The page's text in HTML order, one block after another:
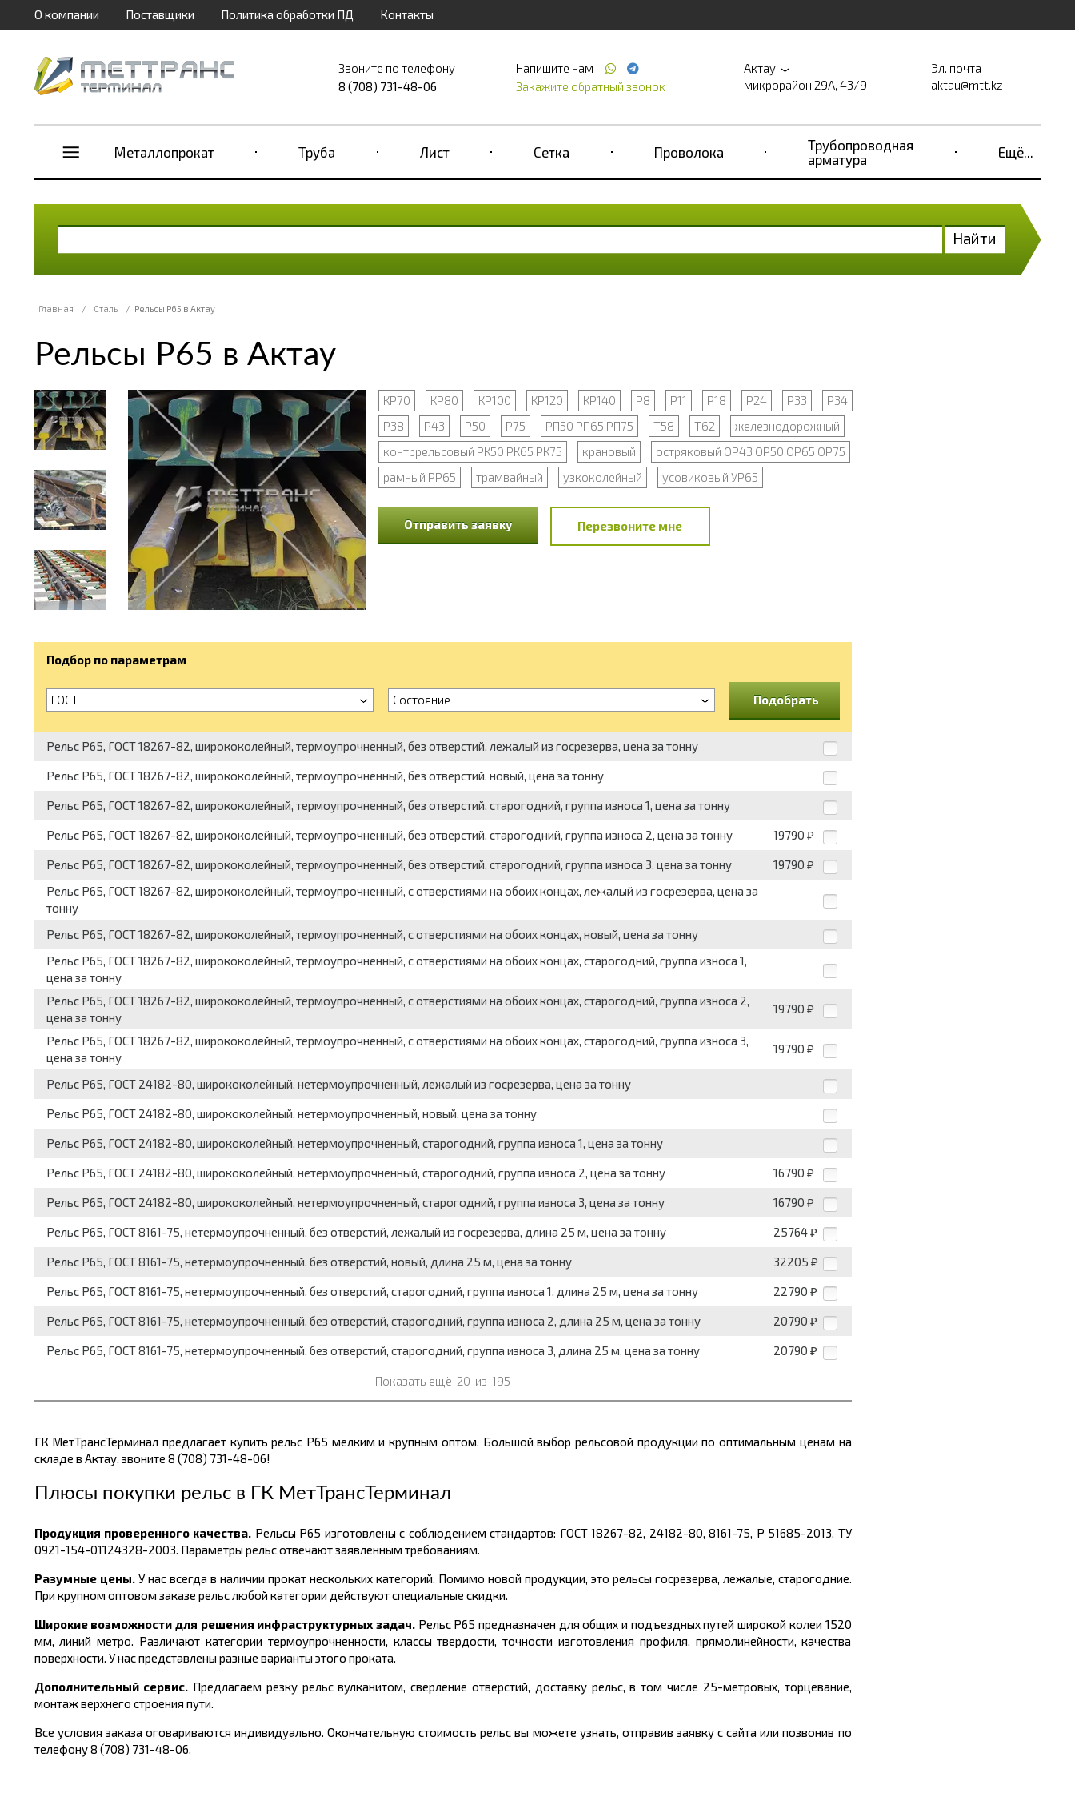
О компании Поставщики Политика обработки ПД Контакты
Звоните по телефону
8 (708) 731-48-06
Напишите нам
Закажите обратный звонок
Актау
микрорайон 29А, 43/9
Эл. почта
aktau@mtt.kz
Металлопрокат Труба Лист Сетка Проволока
Трубопроводная
арматура
Ещё...
Найти
Главная / Сталь / Рельсы Р65 в Актау
Рельсы Р65 в Актау
КР70 КР80 КР100 КР120 КР140 Р8 Р11 Р18 Р24 Р33
Р34
Р38
Р43 Р50 Р75 РП50 РП65 РП75 Т58 Т62
железнодорожный
контррельсовый РК50 РК65 РК75
крановый
остряковый ОР43 ОР50 ОР65 ОР75
рамный РР65
трамвайный узкоколейный усовиковый УР65
Отправить заявку Перезвоните мне
Подбор по параметрам
ГОСТ Состояние Подобрать
Рельс Р65, ГОСТ 18267-82, ширококолейный, термоупрочненный, без отверстий, лежалый из госрезерва, цена за тонну
Рельс Р65, ГОСТ 18267-82, ширококолейный, термоупрочненный, без отверстий, новый, цена за тонну
Рельс Р65, ГОСТ 18267-82, ширококолейный, термоупрочненный, без отверстий, старогодний, группа износа 1, цена за тонну
Рельс Р65, ГОСТ 18267-82, ширококолейный, термоупрочненный, без отверстий, старогодний, группа износа 2, цена за тонну 19790 ₽
Рельс Р65, ГОСТ 18267-82, ширококолейный, термоупрочненный, без отверстий, старогодний, группа износа 3, цена за тонну 19790 ₽
Рельс Р65, ГОСТ 18267-82, ширококолейный, термоупрочненный, с отверстиями на обоих концах, лежалый из госрезерва, цена за
тонну
Рельс Р65, ГОСТ 18267-82, ширококолейный, термоупрочненный, с отверстиями на обоих концах, новый, цена за тонну
Рельс Р65, ГОСТ 18267-82, ширококолейный, термоупрочненный, с отверстиями на обоих концах, старогодний, группа износа 1,
цена за тонну
Рельс Р65, ГОСТ 18267-82, ширококолейный, термоупрочненный, с отверстиями на обоих концах, старогодний, группа износа 2,
цена за тонну
19790 ₽
Рельс Р65, ГОСТ 18267-82, ширококолейный, термоупрочненный, с отверстиями на обоих концах, старогодний, группа износа 3,
цена за тонну
19790 ₽
Рельс Р65, ГОСТ 24182-80, ширококолейный, нетермоупрочненный, лежалый из госрезерва, цена за тонну
Рельс Р65, ГОСТ 24182-80, ширококолейный, нетермоупрочненный, новый, цена за тонну
Рельс Р65, ГОСТ 24182-80, ширококолейный, нетермоупрочненный, старогодний, группа износа 1, цена за тонну
Рельс Р65, ГОСТ 24182-80, ширококолейный, нетермоупрочненный, старогодний, группа износа 2, цена за тонну 16790 ₽
Рельс Р65, ГОСТ 24182-80, ширококолейный, нетермоупрочненный, старогодний, группа износа 3, цена за тонну 16790 ₽
Рельс Р65, ГОСТ 8161-75, нетермоупрочненный, без отверстий, лежалый из госрезерва, длина 25 м, цена за тонну 25764 ₽
Рельс Р65, ГОСТ 8161-75, нетермоупрочненный, без отверстий, новый, длина 25 м, цена за тонну 32205 ₽
Рельс Р65, ГОСТ 8161-75, нетермоупрочненный, без отверстий, старогодний, группа износа 1, длина 25 м, цена за тонну 22790 ₽
Рельс Р65, ГОСТ 8161-75, нетермоупрочненный, без отверстий, старогодний, группа износа 2, длина 25 м, цена за тонну 20790 ₽
Рельс Р65, ГОСТ 8161-75, нетермоупрочненный, без отверстий, старогодний, группа износа 3, длина 25 м, цена за тонну 20790 ₽
Показать ещё 20 из 195
ГК МетТрансТерминал предлагает купить рельс Р65 мелким и крупным оптом. Большой выбор рельсовой продукции по оптимальным ценам на
складе в Актау, звоните 8 (708) 731-48-06!
Плюсы покупки рельс в ГК МетТрансТерминал
Продукция проверенного качества. Рельсы Р65 изготовлены с соблюдением стандартов: ГОСТ18267-82, 24182-80, 8161-75, Р 51685-2013, ТУ
0921-154-01124328-2003. Параметры рельс отвечают заявленным требованиям.
Разумные цены. У нас всегда в наличии прокат нескольких категорий. Помимо новой продукции, это рельсы госрезерва, лежалые, старогодние.
При крупном оптовом заказе рельс любой категории действуют специальные скидки.
Широкие возможности для решения инфраструктурных задач. Рельс Р65 предназначен для общих и подъездныхпутей широкой колеи 1520
мм, линий метро. Различают категории термоупрочненности, классы твердости, точности изготовления профиля, прямолинейности, качества
поверхности. У нас представлены разные варианты этого проката.
Дополнительный сервис. Предлагаем резку рельс вулканитом, сверление отверстий, доставку рельс, в том числе 25-метровых, торцевание,
монтаж верхнего строения пути.
Все условия заказа оговариваются индивидуально. Окончательную стоимость рельс вы можете узнать, отправив заявку с сайта или позвонив по
телефону 8 (708) 731-48-06.